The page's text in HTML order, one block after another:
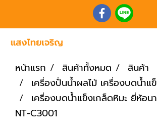
หน้าแรก สินค้าทั้งหมด
สินค้า
เครื่องปั่นน้ำผลไม้ เครื่องบดน้ำแ
เครื่องบดน้ำแข็งเกล็ดหิมะ ยี่ห้อน
NT-C3001